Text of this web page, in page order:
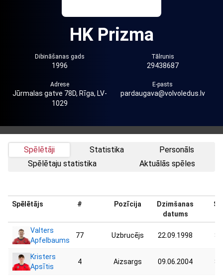
HK Prizma
Dibināšanas gads
1996
Tālrunis
29438687
Adrese
Jūrmalas gatve 78D, Rīga, LV-
1029
E-pasts
pardaugava@volvoledus.lv
Spēlētāji Statistika
Personāls
Spēlētaju statistika
Aktuālās spēles
Spēlētājs # Pozīcija
Dzimšanas
datums
Valters
Apfelbaums
77 Uzbrucējs 22.09.1998
Kristers
Apsītis
4 Aizsargs 09.06.2004